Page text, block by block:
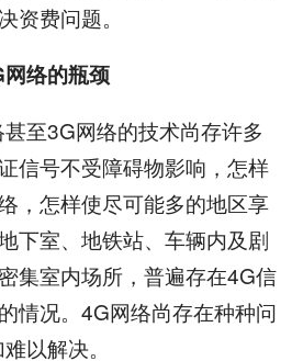
资费问题。
络的瓶颈
至3G网络的技术尚存许多
信号不受障碍物影响，怎样
，怎样使尽可能多的地区享
下室、地铁站、车辆内及剧
集室内场所，普遍存在4G信
情况。4G网络尚存在种种问
以解决。